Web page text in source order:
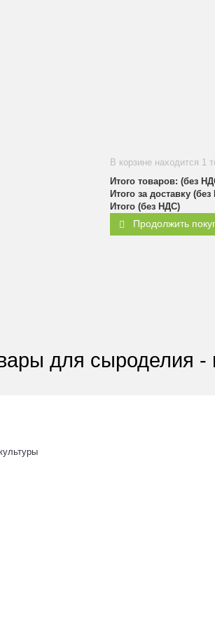
В корзине находится 1
Итого товаров: (без
Итого за доставку
Итого (без НДС)
Продолжить
для сыроделия -